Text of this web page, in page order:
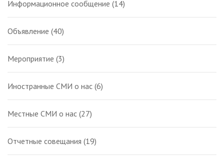
Информационное сообщение (14)
Объявление (40)
Мероприятие (3)
Иностранные СМИ о нас (6)
Местные СМИ о нас (27)
Отчетные совещания (19)